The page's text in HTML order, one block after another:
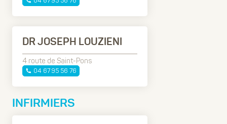
DR JOSEPH LOUZIENI
4 route de Saint-Pons
04 67 95 56 76
INFIRMIERS